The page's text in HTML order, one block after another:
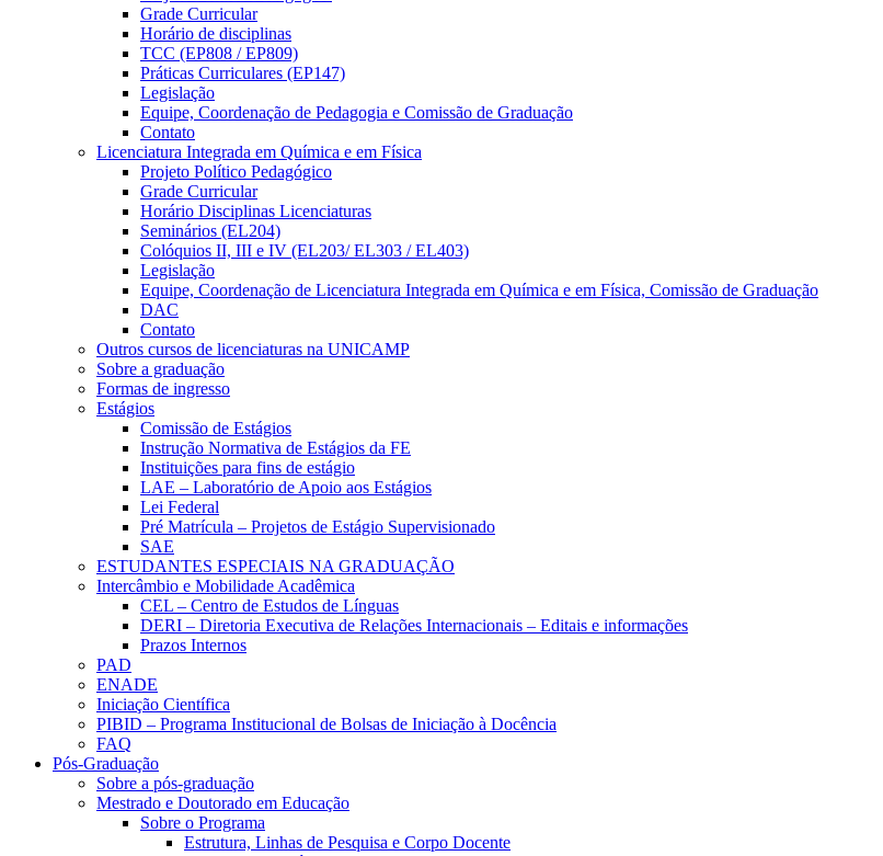
Grade Curricular
Horário de disciplinas
TCC (EP808 / EP809)
Práticas Curriculares (EP147)
Legislação
Equipe, Coordenação de Pedagogia e Comissão de Graduação
Contato
Licenciatura Integrada em Química e em Física
Projeto Político Pedagógico
Grade Curricular
Horário Disciplinas Licenciaturas
Seminários (EL204)
Colóquios II, III e IV (EL203/ EL303 / EL403)
Legislação
Equipe, Coordenação de Licenciatura Integrada em Química e em Física, Comissão de Graduação
DAC
Contato
Outros cursos de licenciaturas na UNICAMP
Sobre a graduação
Formas de ingresso
Estágios
Comissão de Estágios
Instrução Normativa de Estágios da FE
Instituições para fins de estágio
LAE – Laboratório de Apoio aos Estágios
Lei Federal
Pré Matrícula – Projetos de Estágio Supervisionado
SAE
ESTUDANTES ESPECIAIS NA GRADUAÇÃO
Intercâmbio e Mobilidade Acadêmica
CEL – Centro de Estudos de Línguas
DERI – Diretoria Executiva de Relações Internacionais – Editais e informações
Prazos Internos
PAD
ENADE
Iniciação Científica
PIBID – Programa Institucional de Bolsas de Iniciação à Docência
FAQ
Pós-Graduação
Sobre a pós-graduação
Mestrado e Doutorado em Educação
Sobre o Programa
Estrutura, Linhas de Pesquisa e Corpo Docente